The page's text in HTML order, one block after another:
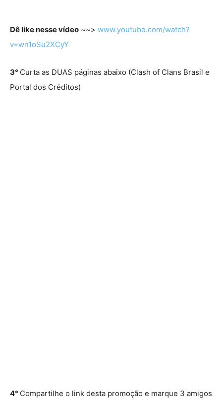
Dê like nesse vídeo ~~> www.youtube.com/watch?
v=wn1oSu2XCyY
3° Curta as DUAS páginas abaixo (Clash of Clans Brasil e
Portal dos Créditos)
4° Compartilhe o link desta promoção e marque 3 amigos